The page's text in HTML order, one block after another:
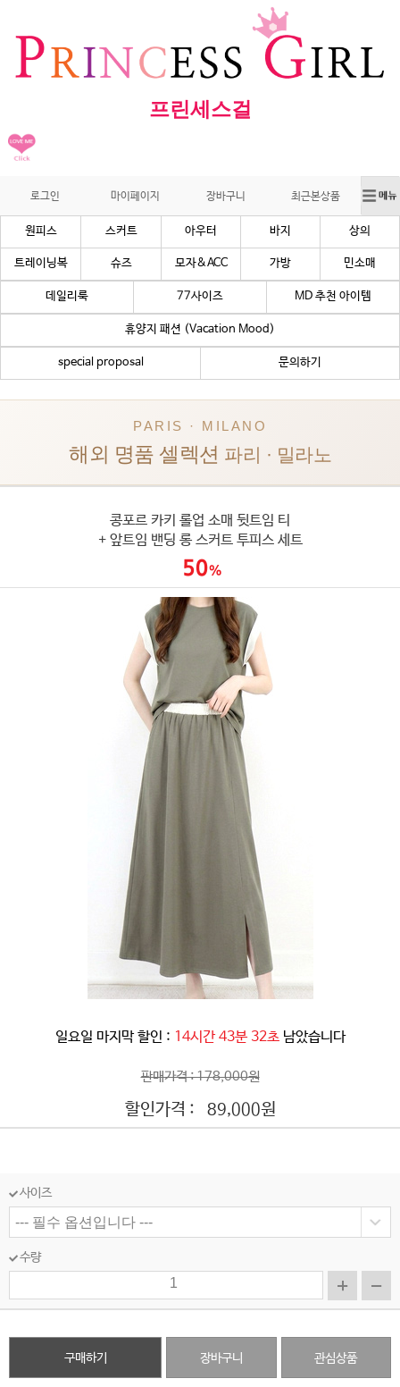
프린세스걸
로그인 마이페이지 장바구니 최근본상품
원피스 스커트 아우터 바지 상의
트레이닝복 슈즈 모자&ACC 가방 민소매
데일리룩 77사이즈 MD 추천 아이템
휴양지 패션 (Vacation Mood)
special proposal 문의하기
PARIS · MILANO
해외 명품 셀렉션 파리 · 밀라노
콩포르 카키 롤업 소매 뒷트임 티
+ 앞트임 밴딩 롱 스커트 투피스 세트
일요일 마지막 할인 : 14시간 43분 29초 남았습니다
판매가격 : 178,000원
할인가격 : 89,000원
사이즈
수량
구매하기 장바구니 관심상품